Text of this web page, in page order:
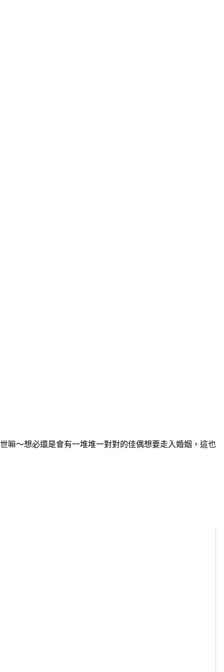
嘛～想必還是會有一堆堆一對對的佳偶想要走入婚姻，這也